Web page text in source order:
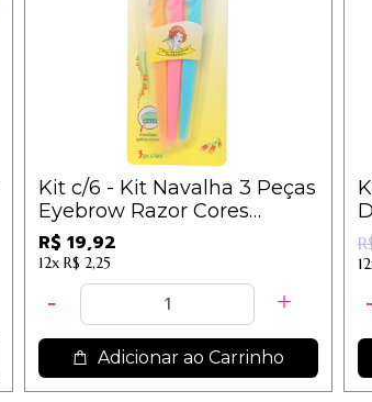
Kit c/6 - Kit Navalha 3 Peças
Eyebrow Razor Cores
Sortidas - IM / 3,32
R$ 19,92
12x R$ 2,25
Adicionar ao Carrinho